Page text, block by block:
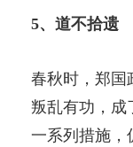
5、道不拾遗
春秋时，郑国
叛乱有功，成
一系列措施，